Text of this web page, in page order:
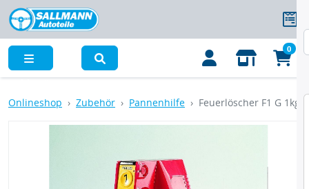
0
Onlineshop Zubehör Pannenhilfe Feuerlöscher F1 G 1kg